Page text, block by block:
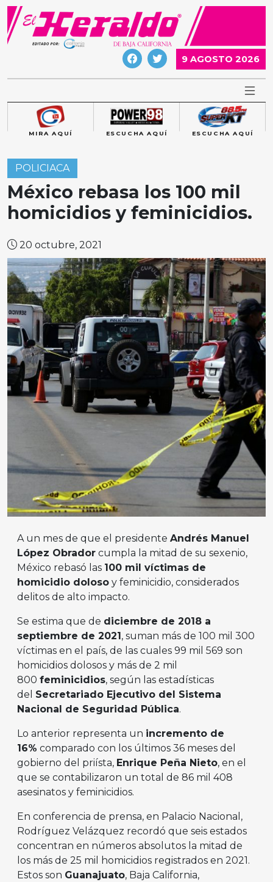
Skip
content
9 AGOSTO 2026
MIRA AQUÍ ESCUCHA AQUÍ ESCUCHA AQUÍ
POLICIACA
México rebasa los 100 mil
homicidios y feminicidios.
20 octubre, 2021
A un mes de que el presidente Andrés Manuel
López Obrador cumpla la mitad de su sexenio,
México rebasó las 100 mil víctimas de
homicidio doloso y feminicidio, considerados
delitos de alto impacto.
Se estima que de diciembre de 2018 a
septiembre de 2021 , suman más de 100 mil 300
víctimas en el país, de las cuales 99 mil 569 son
homicidios dolosos y más de 2 mil
800 feminicidios, según las estadísticas
del Secretariado Ejecutivo del Sistema
Nacional de Seguridad Pública.
Lo anterior representa un incremento de
16% comparado con los últimos 36 meses del
gobierno del priísta, Enrique Peña Nieto, en el
que se contabilizaron un total de 86 mil 408
asesinatos y feminicidios.
En conferencia de prensa, en Palacio Nacional,
Rodríguez Velázquez recordó que seis estados
concentran en números absolutos la mitad de
los más de 25 mil homicidios registrados en 2021.
Estos son Guanajuato, Baja California,